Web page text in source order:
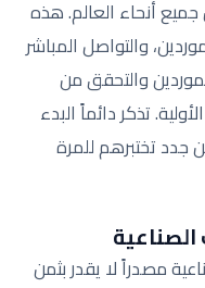
أنحاء العالم. هذه
والتواصل المباشر
والتحقق من
تذكر دائماً البدء
جدد تختبرهم للمرة
الصناعية
مصدراً لا يقدر بثمن